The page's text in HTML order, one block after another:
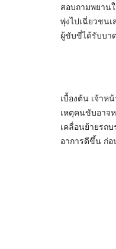
สอบถามพยาน
พุ่งไปเฉี่ยวชน
ผู้ขับขี่ได้รับบา
เบื้องต้น เจ้าห
เหตุคนขับอาจ
เคลื่อนย้ายรถ
อาการดีขึ้น ก่